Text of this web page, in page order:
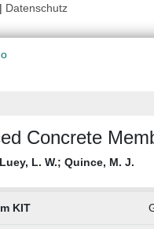
| Datenschutz
Concrete
Luey, L. W.; Quince, M. J.
KIT